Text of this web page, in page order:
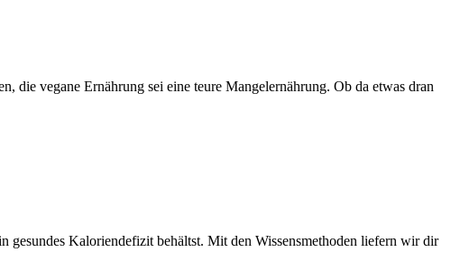
die vegane Ernährung sei eine teure Mangelernährung. Ob da etwas dran
Kaloriendefizit behältst. Mit den Wissensmethoden liefern wir dir